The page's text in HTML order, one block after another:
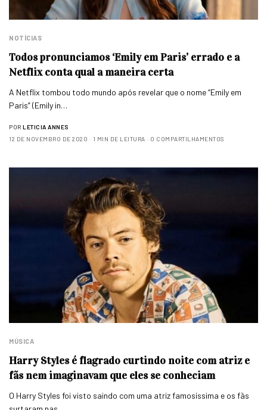
NOTÍCIAS
Todos pronunciamos ‘Emily em Paris’ errado e a
Netflix conta qual a maneira certa
A Netflix tombou todo mundo após revelar que o nome “Emily em
Paris” (Emily in…
POR LETICIA ANNES
12 DE NOVEMBRO DE 2020
1 MIN DE LEITURA 0 COMPARTILHAMENTOS
MÚSICA
Harry Styles é flagrado curtindo noite com atriz e
fãs nem imaginavam que eles se conheciam
O Harry Styles foi visto saindo com uma atriz famosíssima e os fãs